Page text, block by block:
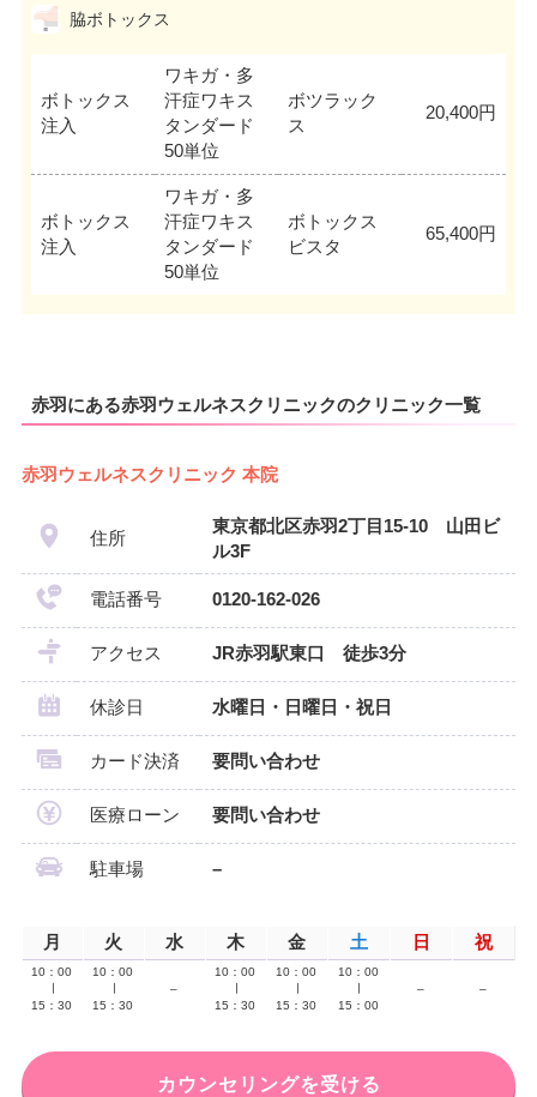
脇ボトックス
ボトックス
注入
ワキガ・多
汗症ワキス
タンダード
50単位
ボツラック
ス
20,400円
ボトックス
注入
ワキガ・多
汗症ワキス
タンダード
50単位
ボトックス
ビスタ
65,400円
赤羽にある赤羽ウェルネスクリニックのクリニック一覧
赤羽ウェルネスクリニック 本院
住所
東京都北区赤羽2丁目15-10 山田ビ
ル3F
電話番号 0120-162-026
アクセス JR赤羽駅東口 徒歩3分
休診日 水曜日・日曜日・祝日
カード決済 要問い合わせ
医療ローン 要問い合わせ
駐車場 –
月 火 水 木 金 土 日 祝
10：00
15：30
10：00
15：30
–
10：00
15：30
10：00
15：30
10：00
15：00
– –
カウンセリングを受ける